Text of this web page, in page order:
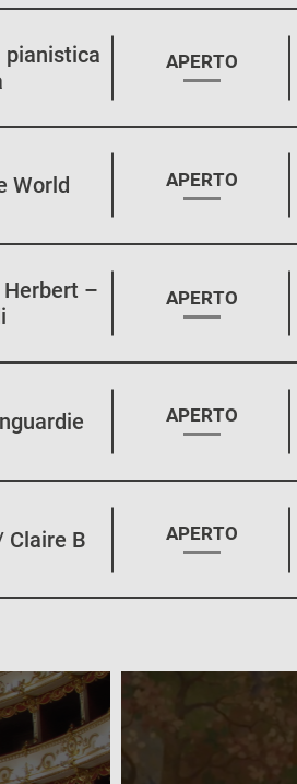
pianistica
STAGIONE:
APERTO
World STAGIONE:
APERTO
–
STAGIONE:
APERTO
STAGIONE:
APERTO
Claire B STAGIONE:
APERTO